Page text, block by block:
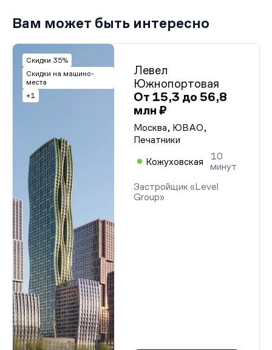
Вам может быть интересно
Скидки 35%
Скидки на машино-
места
+1
Левел
Южнопортовая
От 15,3 до 56,8
млн ₽
Москва, ЮВАО,
Печатники
Кожуховская
10
минут
Застройщик «Level
Group»